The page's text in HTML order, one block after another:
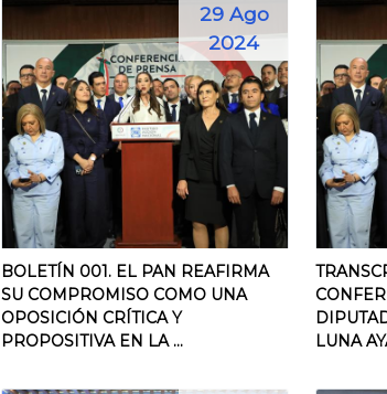
29 Ago
2024
BOLETÍN 001. EL PAN REAFIRMA
SU COMPROMISO COMO UNA
OPOSICIÓN CRÍTICA Y
PROPOSITIVA EN LA ...
LUNA